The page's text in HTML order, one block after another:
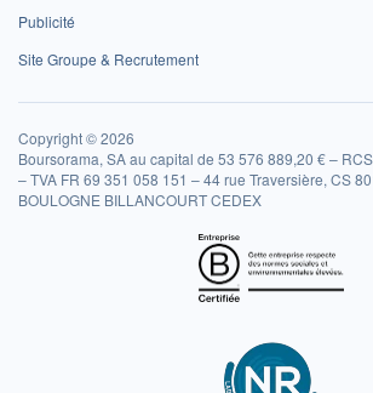
Publicité
Site Groupe & Recrutement
Copyright © 2026
Boursorama, SA au capital de 53 576 889,20 € –
– TVA FR 69 351 058 151 – 44 rue Traversière, CS
BOULOGNE BILLANCOURT CEDEX